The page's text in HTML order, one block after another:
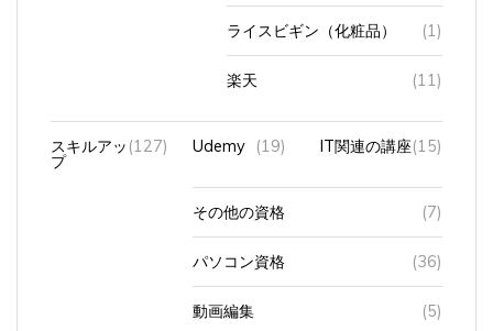
ライスビギン（化粧品） (1)
楽天 (11)
スキルアッ
プ
(127) Udemy (19) IT関連の講座 (15)
その他の資格 (7)
パソコン資格 (36)
動画編集 (5)